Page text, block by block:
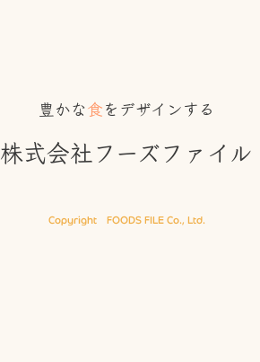
豊かな食 をデザインする
株式会社フーズファイル
Copyright FOODS FILE Co., Ltd.